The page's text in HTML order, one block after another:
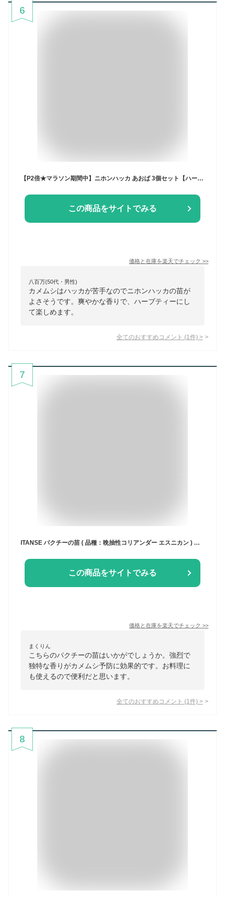
6
【P2倍★マラソン期間中】ニホンハッカ あおば 3個セット【ハーブの苗 9cmポット】自生ハーブ 日本のハーブ 和種ハッカ ハーブティー 清涼感 ガーデニング
この商品をサイトでみる
価格と在庫を楽天でチェック >>
八百万(50代・男性)
カメムシはハッカが苦手なのでニホンハッカの苗が
よさそうです。爽やかな香りで、ハーブティーにし
て楽しめます。
全てのおすすめコメント (1 件) >
7
ITANSE パクチーの苗 ( 品種：晩抽性コリアンダー エスニカン ) 野菜苗9cmポット 3個セット ぱくちー苗 こりあんだー苗 ハーブ ハーブ苗 香菜 シャンツァイ シャンサイ 香味野菜ダ 香辛料 薬味 料理 レシピ 送料無料 即納
この商品をサイトでみる
価格と在庫を楽天でチェック >>
まくりん
こちらのパクチーの苗はいかがでしょうか。強烈で
独特な香りがカメムシ予防に効果的です。お料理に
も使えるので便利だと思います。
全てのおすすめコメント (1 件) >
8